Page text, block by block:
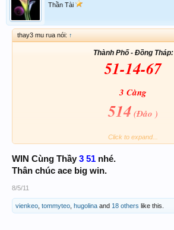
Thần Tài
thay3 mu rua nói: ↑
Thành Phố - Đồng Tháp:
51-14-67
3 Càng
514(Đảo )
Vui cùng Thầy III
Click to expand...
WIN Cùng Thầy 3 51 nhé.
Thân chúc ace big win.
8/5/11
vienkeo tommyteo hugolina and 18 others like this.